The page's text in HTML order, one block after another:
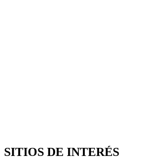
SITIOS DE INTERÉS